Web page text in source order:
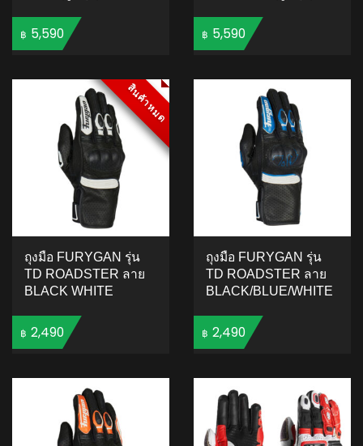
฿ 5,590 ฿ 5,590
สินค้าหมด
สินค้าหมด
ถุงมือ FURYGAN รุ่น
TD ROADSTER ลาย
BLACK WHITE
฿ 2,490
ถุงมือ FURYGAN รุ่น
TD ROADSTER ลาย
BLACK/BLUE/WHITE
฿ 2,490